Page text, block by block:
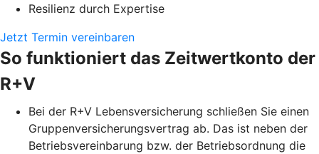
Resilienz durch Expertise
Jetzt Termin vereinbaren
So funktioniert das Zeitwertkonto der
R+V
Bei der R+V Lebensversicherung schließen Sie einen
Gruppenversicherungsvertrag ab. Das ist neben der
Betriebsvereinbarung bzw. der Betriebsordnung die